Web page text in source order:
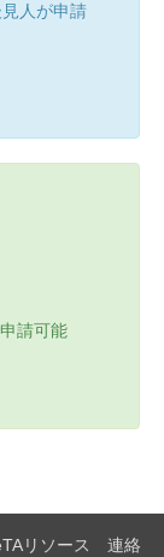
人が申請
請可能
リソース 連絡